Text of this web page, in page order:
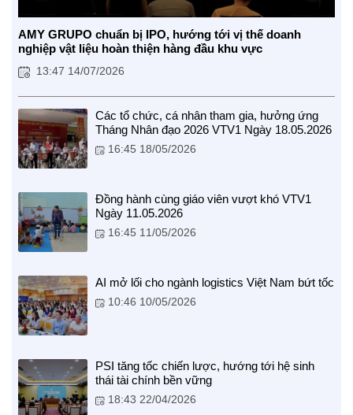
CUỘC SỐNG TƯƠI ĐẸP
Nối trọn yêu thương VTV1
Trái tim có nắng
NHỊP CẦU NHÂN ÁI
Nhịp cầu Nhân ái VTV1
AMY GRUPO chuẩn bị IPO, hướng tới vị thế doanh
nghiệp vật liệu hoàn thiện hàng đầu khu vực
13:47 14/07/2026
Các tổ chức, cá nhân tham gia, hưởng ứng
Tháng Nhân đạo 2026 VTV1 Ngày 18.05.2026
16:45 18/05/2026
Đồng hành cùng giáo viên vượt khó VTV1
Ngày 11.05.2026
16:45 11/05/2026
AI mở lối cho ngành logistics Việt Nam bứt tốc
10:46 10/05/2026
PSI tăng tốc chiến lược, hướng tới hệ sinh
thái tài chính bền vững
18:43 22/04/2026